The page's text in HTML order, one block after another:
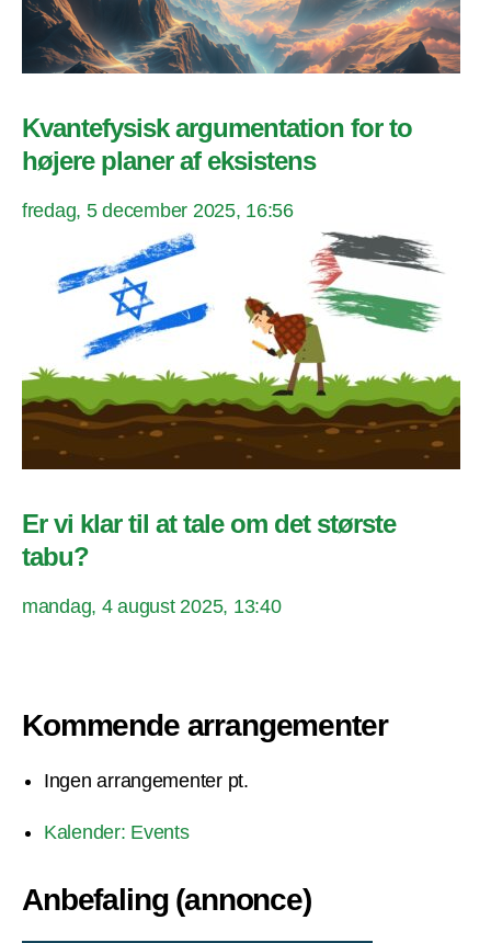
Kvantefysisk argumentation for to
højere planer af eksistens
fredag, 5 december 2025, 16:56
Er vi klar til at tale om det største
tabu?
mandag, 4 august 2025, 13:40
Kommende arrangementer
Ingen arrangementer pt.
Kalender: Events
Anbefaling (annonce)